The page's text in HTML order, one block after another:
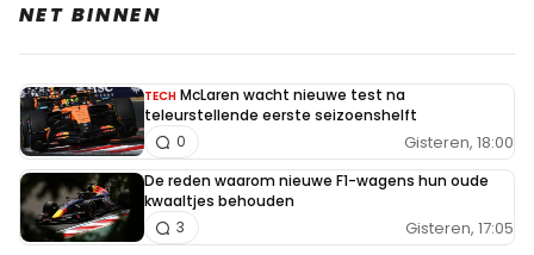
NET BINNEN
TECH McLaren wacht nieuwe test na
teleurstellende eerste seizoenshelft
Gisteren, 18:00
0
De reden waarom nieuwe F1-wagens hun oude
kwaaltjes behouden
Gisteren, 17:05
3